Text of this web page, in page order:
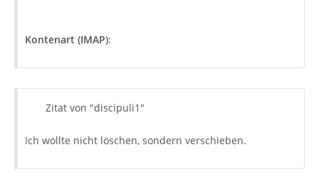
Kontenart (IMAP):
Zitat von "discipuli1"
Ich wollte nicht löschen, sondern verschieben.